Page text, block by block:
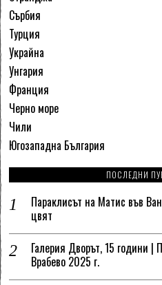
Сърбия
Турция
Украйна
Унгария
Франция
Черно море
Чили
Югозападна България
ПОСЛЕДНИ
Параклисът на Матис във
цвят
Галерия Дворът, 15 години |
Врабево 2025 г.